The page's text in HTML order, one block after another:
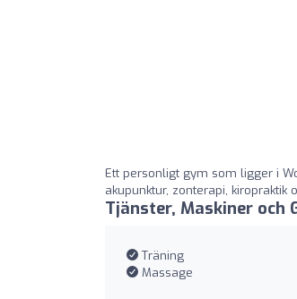
Ett personligt gym som ligger i
akupunktur, zonterapi,
Tjänster, Maskiner och
Träning
Massage